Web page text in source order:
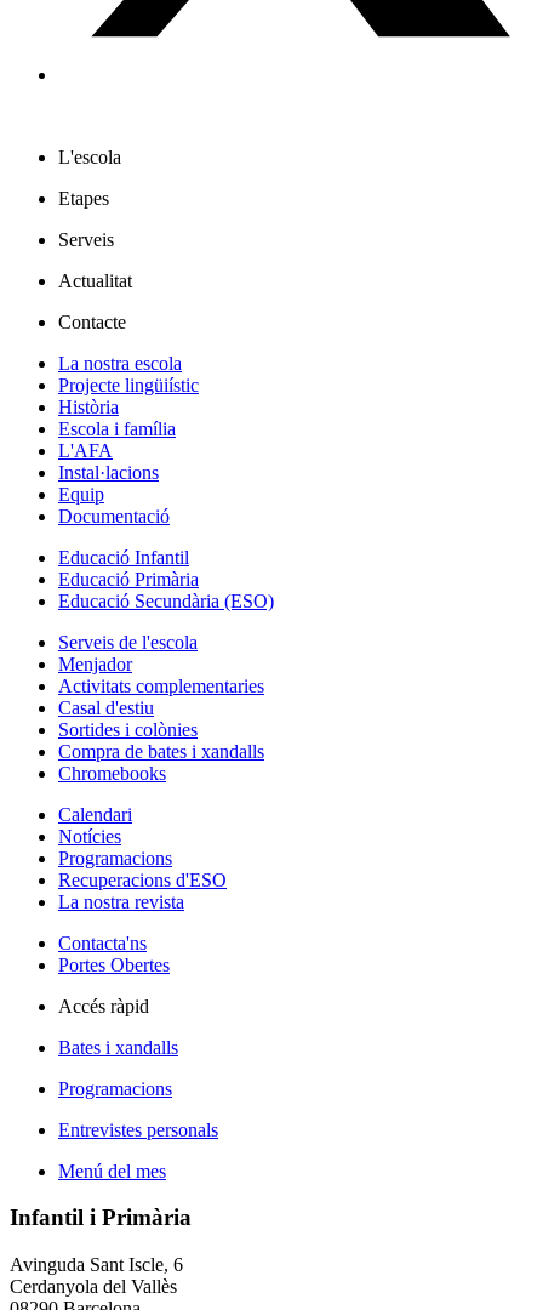
L'escola
Etapes
Serveis
Actualitat
Contacte
La nostra escola
Projecte lingüiístic
Història
Escola i família
L'AFA
Instal·lacions
Equip
Documentació
Educació Infantil
Educació Primària
Educació Secundària (ESO)
Serveis de l'escola
Menjador
Activitats complementaries
Casal d'estiu
Sortides i colònies
Compra de bates i xandalls
Chromebooks
Calendari
Notícies
Programacions
Recuperacions d'ESO
La nostra revista
Contacta'ns
Portes Obertes
Accés ràpid
Bates i xandalls
Programacions
Entrevistes personals
Menú del mes
Infantil i Primària
Avinguda Sant Iscle, 6
Cerdanyola del Vallès